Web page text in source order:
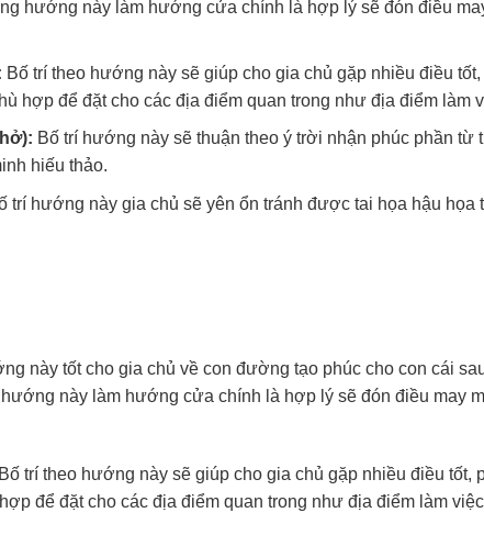
hướng này làm hướng cửa chính là hợp lý sẽ đón điều
Bố trí theo hướng này sẽ giúp cho gia chủ gặp nhiều điều
hợp để đặt cho các địa điểm quan trong như địa điểm làm
Bố trí hướng này sẽ thuận theo ý trời nhận phúc phần từ
hiếu thảo.
trí hướng này gia chủ sẽ yên ổn tránh được tai họa hậu họa
này tốt cho gia chủ về con đường tạo phúc cho con cái
này làm hướng cửa chính là hợp lý sẽ đón điều may
Bố trí theo hướng này sẽ giúp cho gia chủ gặp nhiều điều tốt,
để đặt cho các địa điểm quan trong như địa điểm làm